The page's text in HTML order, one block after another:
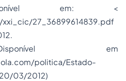
em: <
27_36899614839.pdf
em
politica/Estado-
03/2012)